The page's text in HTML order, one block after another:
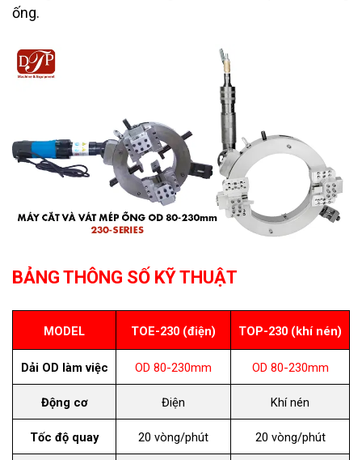
ống.
BẢNG THÔNG SỐ KỸ THUẬT
MODEL TOE-230 (điện) TOP-230 (khí nén)
Dải OD làm việc OD 80-230mm OD 80-230mm
Động cơ Điện Khí nén
Tốc độ quay 20 vòng/phút 20 vòng/phút